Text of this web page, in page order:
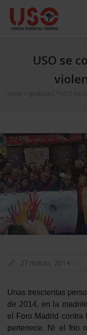
USO se
Inicio Igualdad USO
27 marzo, 2014
Unas trescientas
de 2014, en la
el Foro Madrid
pertenece. Ni el frío